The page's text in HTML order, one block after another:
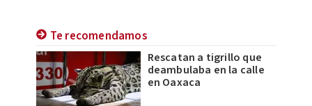
Te recomendamos
Rescatan a tigrillo que
deambulaba en la calle
en Oaxaca